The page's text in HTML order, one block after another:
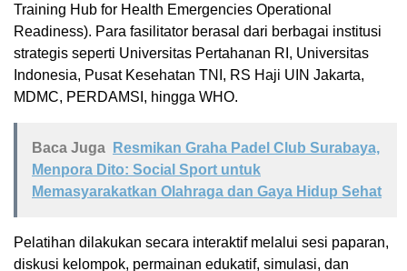
Training Hub for Health Emergencies Operational
Readiness). Para fasilitator berasal dari berbagai institusi
strategis seperti Universitas Pertahanan RI, Universitas
Indonesia, Pusat Kesehatan TNI, RS Haji UIN Jakarta,
MDMC, PERDAMSI, hingga WHO.
Baca Juga
Resmikan Graha Padel Club Surabaya,
Menpora Dito: Social Sport untuk
Memasyarakatkan Olahraga dan Gaya Hidup Sehat
Pelatihan dilakukan secara interaktif melalui sesi paparan,
diskusi kelompok, permainan edukatif, simulasi, dan